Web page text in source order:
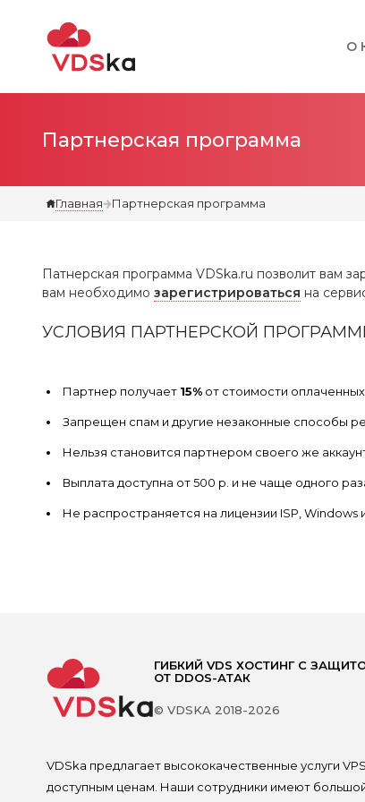
О
Партнерская программа
Главная Партнерская программа
Патнерская программа VDSka.ru позволит вам
вам необходимо зарегистрироваться на
УСЛОВИЯ ПАРТНЕРСКОЙ
Партнер получает 15% от стоимости
Запрещен спам и другие незаконные способы
Нельзя становится партнером своего же
Выплата доступна от 500 р. и не чаще одного
Не распространяется на лицензии ISP, Windows
ГИБКИЙ VDS ХОСТИНГ С
ОТ DDOS-АТАК
© VDSKA 2018-2026
VDSka предлагает высококачественные услуги
доступным ценам. Наши сотрудники имеют